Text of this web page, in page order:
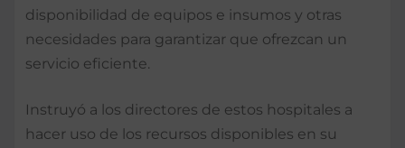
disponibilidad de equipos e insumos y otras
necesidades para garantizar que ofrezcan un
servicio eficiente.
Instruyó a los directores de estos hospitales a
hacer uso de los recursos disponibles en su